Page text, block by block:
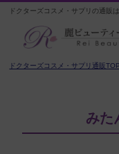
ドクターズコスメ・サプリの通販
ドクターズコスメ・サプリ通販TOP
みた